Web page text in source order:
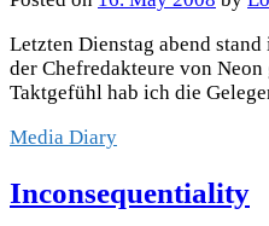
Letzten Dienstag abend
der Chefredakteure von
Taktgefühl hab ich die
Media Diary
Inconsequentiality